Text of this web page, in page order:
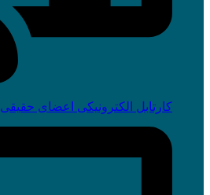
کارتابل الکترونیکی اعضای حقیقی